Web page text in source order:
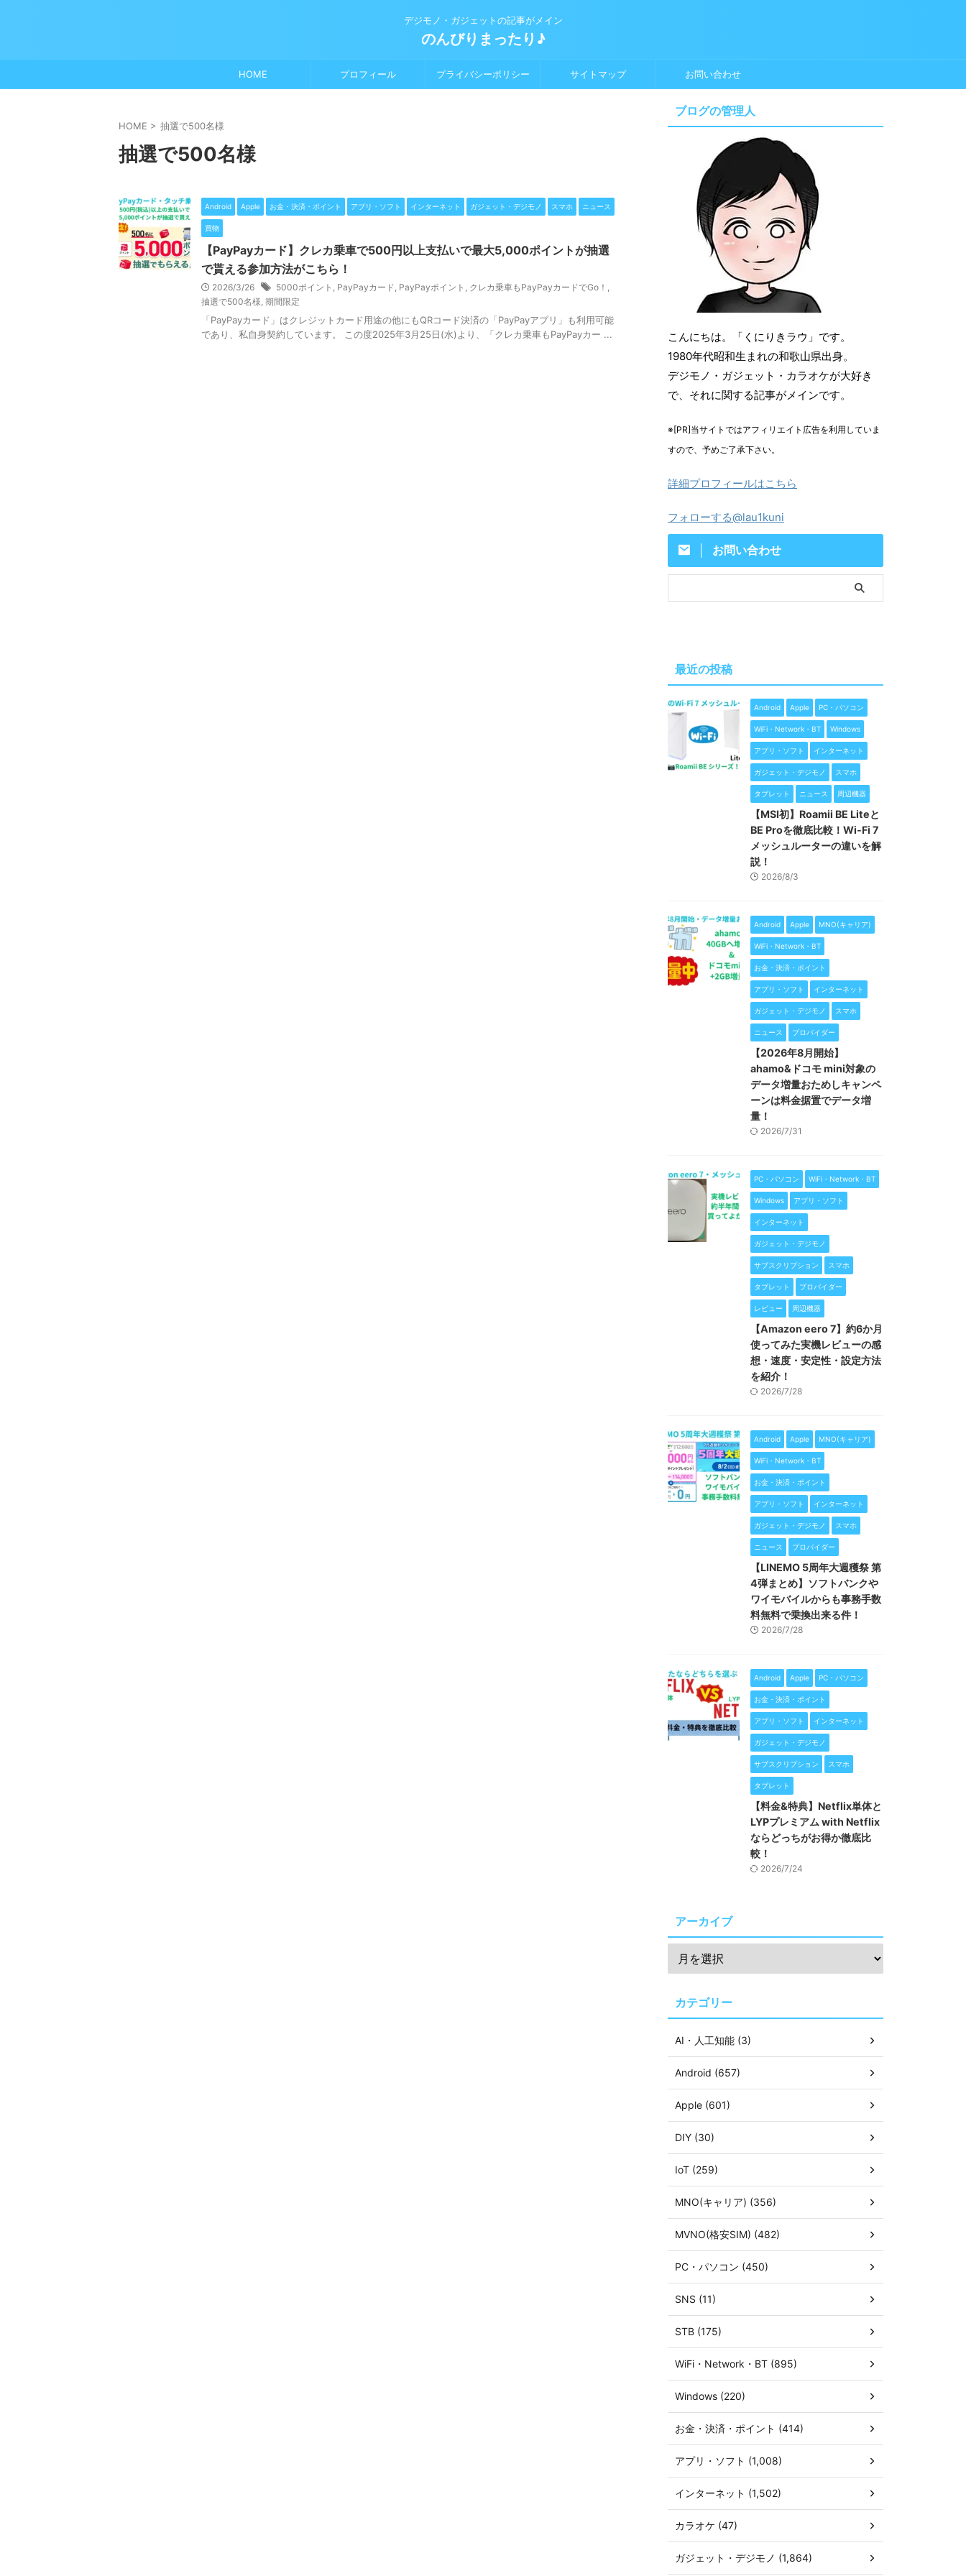
デジモノ・ガジェットの記事がメイン
のんびりまったり♪
HOME プロフィール プライバシーポリシー サイトマップ お問い合わせ
HOME > 抽選で500名様
抽選で500名様
Android Apple お金・決済・ポイント アプリ・ソフト インターネット ガジェット・デジモノ スマホ ニュース
買物
【PayPayカード】クレカ乗車で500円以上支払いで最大5,000ポイントが抽選
で貰える参加方法がこちら！
2026/3/26 5000ポイント , PayPayカード, PayPayポイント , クレカ乗車もPayPayカードでGo！ ,
抽選で500名様, 期間限定
「PayPayカード」はクレジットカード用途の他にもQRコード決済の「PayPayアプリ」も利用可能
であり、私自身契約しています。 この度2025年3月25日(水)より、「クレカ乗車もPayPayカー ...
ブログの管理人
こんにちは。「くにりきラウ」です。
1980年代昭和生まれの和歌山県出身。
デジモノ・ガジェット・カラオケが大好き
で、それに関する記事がメインです。
※[PR]当サイトではアフィリエイト広告を利用していま
すので、予めご了承下さい。
詳細プロフィールはこちら
フォローする@lau1kuni
お問い合わせ
最近の投稿
Android Apple PC・パソコン
WiFi・Network・BT Windows
アプリ・ソフト インターネット
ガジェット・デジモノ スマホ
タブレット ニュース 周辺機器
【MSI初】Roamii BE Liteと
BE Proを徹底比較！Wi-Fi 7
メッシュルーターの違いを解
説！
2026/8/3
Android Apple MNO(キャリア)
WiFi・Network・BT
お金・決済・ポイント
アプリ・ソフト インターネット
ガジェット・デジモノ スマホ
ニュース プロバイダー
【2026年8月開始】
ahamo&ドコモ mini対象の
データ増量おためしキャンペ
ーンは料金据置でデータ増
量！
2026/7/31
PC・パソコン WiFi・Network・BT
Windows アプリ・ソフト
インターネット
ガジェット・デジモノ
サブスクリプション スマホ
タブレット プロバイダー
レビュー 周辺機器
【Amazon eero 7】約6か月
使ってみた実機レビューの感
想・速度・安定性・設定方法
を紹介！
2026/7/28
Android Apple MNO(キャリア)
WiFi・Network・BT
お金・決済・ポイント
アプリ・ソフト インターネット
ガジェット・デジモノ スマホ
ニュース プロバイダー
【LINEMO 5周年大週穫祭 第
4弾まとめ】ソフトバンクや
ワイモバイルからも事務手数
料無料で乗換出来る件！
2026/7/28
Android Apple PC・パソコン
お金・決済・ポイント
アプリ・ソフト インターネット
ガジェット・デジモノ
サブスクリプション スマホ
タブレット
【料金&特典】Netflix単体と
LYPプレミアム with Netflix
ならどっちがお得か徹底比
較！
2026/7/24
アーカイブ
カテゴリー
AI・人工知能 (3)
Android (657)
Apple (601)
DIY (30)
IoT (259)
MNO(キャリア) (356)
MVNO(格安SIM) (482)
PC・パソコン (450)
SNS (11)
STB (175)
WiFi・Network・BT (895)
Windows (220)
お金・決済・ポイント (414)
アプリ・ソフト (1,008)
インターネット (1,502)
カラオケ (47)
ガジェット・デジモノ (1,864)